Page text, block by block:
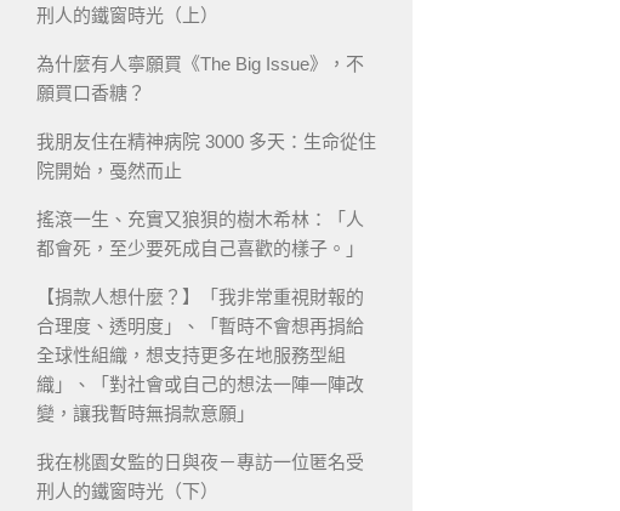
刑人的鐵窗時光（上）
為什麼有人寧願買《The Big Issue》，不
願買口香糖？
我朋友住在精神病院 3000 多天：生命從住
院開始，戞然而止
搖滾一生、充實又狼狽的樹木希林：「人
都會死，至少要死成自己喜歡的樣子。」
【捐款人想什麼？】「我非常重視財報的
合理度、透明度」、「暫時不會想再捐給
全球性組織，想支持更多在地服務型組
織」、「對社會或自己的想法一陣一陣改
變，讓我暫時無捐款意願」
我在桃園女監的日與夜－專訪一位匿名受
刑人的鐵窗時光（下）